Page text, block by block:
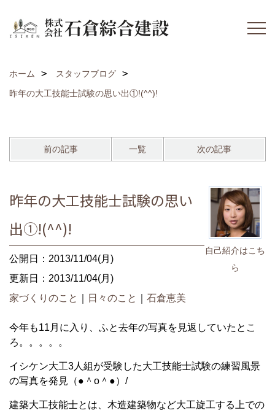
ホーム
スタッフブログ
昨年の大工技能士試験の思い出①!(^^)!
前の記事 一覧 次の記事
自己紹介はこち
ら
昨年の大工技能士試験の思い
出①!(^^)!
公開日：2013/11/04(月)
更新日：2013/11/04(月)
家づくりのこと
日々のこと 石倉恵美
今年も11月に入り、ふと去年の写真を見返していたとこ
ろ。。。。。
イシケン大工3人組が受験した大工技能士試験の練習風景
の写真を発見（●＾o＾●）/
建築大工技能士とは、木造建築物など大工旋工する上での